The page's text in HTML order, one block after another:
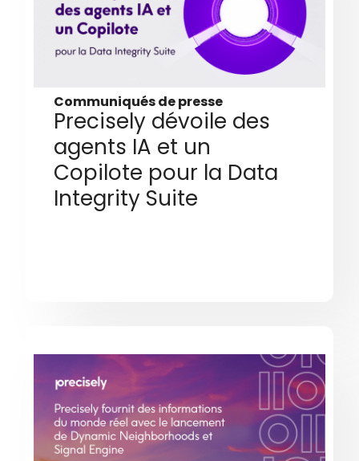
Communiqués de presse
Precisely dévoile des
agents IA et un
Copilote pour la Data
Integrity Suite